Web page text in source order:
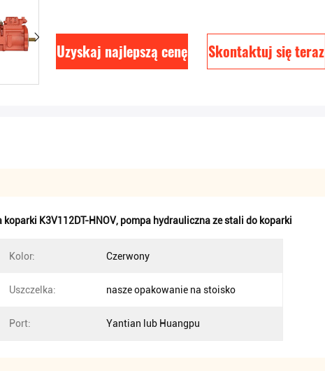
Uzyskaj najlepszą cenę Skontaktuj się teraz
K3V112DT-HNOV, pompa hydrauliczna ze stali do koparki
Kolor: Czerwony
Uszczelka: nasze opakowanie na stoisko
Port: Yantian lub Huangpu